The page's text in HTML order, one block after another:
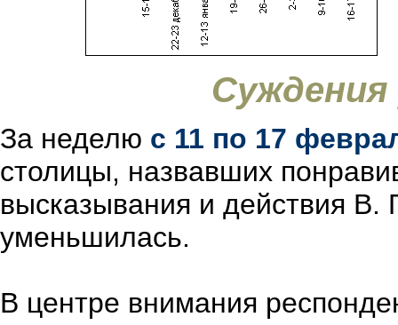
За неделю c 11 по 17
столицы, назвавших
высказывания и действия В.
уменьшилась.
В центре внимания